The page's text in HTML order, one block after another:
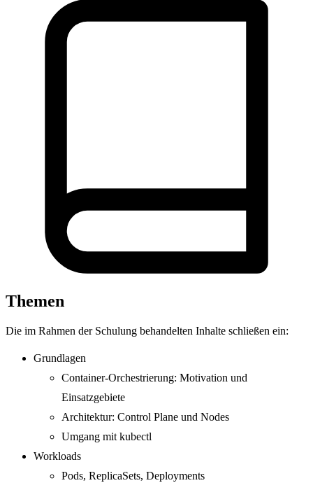
Themen
Die im Rahmen der Schulung behandelten Inhalte schließen ein:
Grundlagen
Container-Orchestrierung: Motivation und
Einsatzgebiete
Architektur: Control Plane und Nodes
Umgang mit kubectl
Workloads
Pods, ReplicaSets, Deployments